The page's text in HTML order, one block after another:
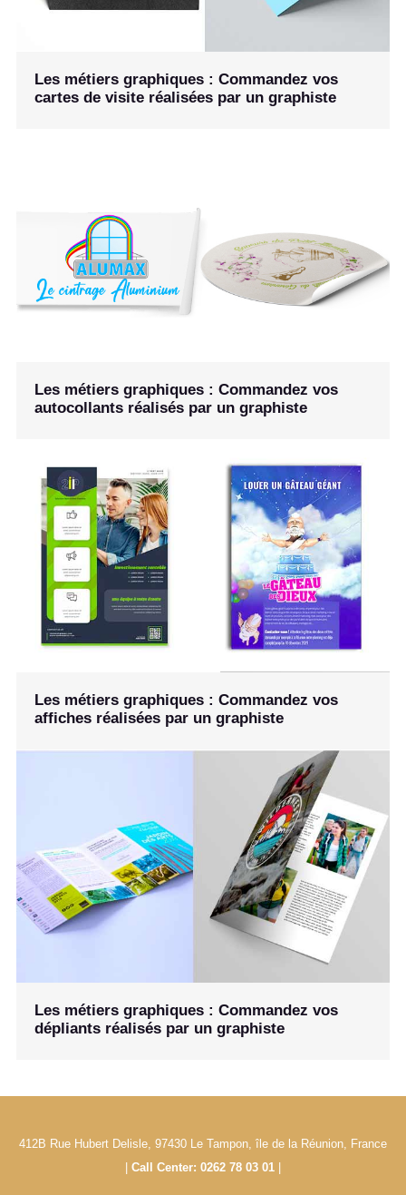
Les métiers graphiques : Commandez vos
cartes de visite réalisées par un graphiste
Les métiers graphiques : Commandez vos
autocollants réalisés par un graphiste
Les métiers graphiques : Commandez vos
affiches réalisées par un graphiste
Les métiers graphiques : Commandez vos
dépliants réalisés par un graphiste
412B Rue Hubert Delisle, 97430 Le Tampon, île de la Réunion, France
| Call Center: 0262 78 03 01 |